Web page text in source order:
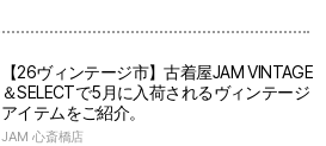
【26ヴィンテージ市】古着屋JAM VINTAGE
＆SELECTで5月に入荷されるヴィンテージ
アイテムをご紹介。
JAM 心斎橋店